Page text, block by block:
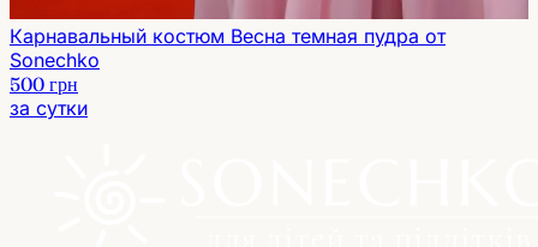
Карнавальный костюм Весна темная пудра от
Sonechko
500 грн
за сутки